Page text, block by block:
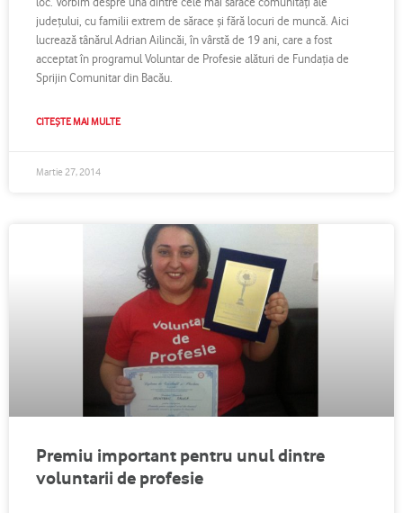
judeţului, cu familii extrem de sărace şi fără locuri de muncă. Aici
lucrează tânărul Adrian Ailincăi, în vârstă de 19 ani, care a fost
acceptat în programul Voluntar de Profesie alături de Fundaţia de
Sprijin Comunitar din Bacău.
CITEȘTE MAI MULTE
Martie 27, 2014
Premiu important pentru unul dintre
voluntarii de profesie